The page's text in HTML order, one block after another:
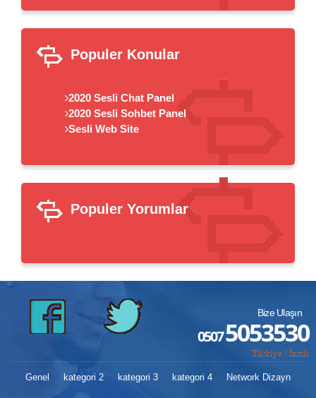
Populer Konular
2020 Sesli Chat Panel
2020 Sesli Sohbet Panel
Sesli Web Site
Populer Yorumlar
Türkiye / İzmir
Bize Ulaşın
05075053530
Genel kategori 2 kategori 3 kategori 4 Network Dizayn